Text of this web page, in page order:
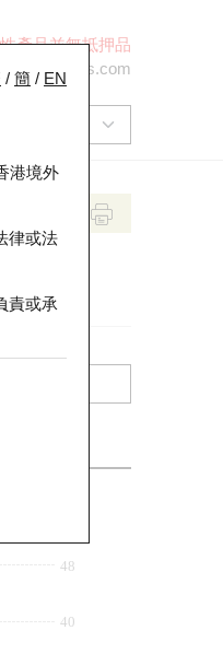
產品並無抵押品
/ 簡 / EN
港境外
律或法
責或承
40
48